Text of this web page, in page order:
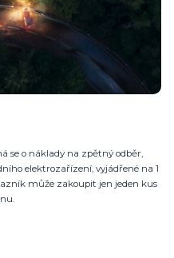
se o náklady na zpětný odběr,
elektrozařízení, vyjádřené na 1
může zakoupit jen jeden kus